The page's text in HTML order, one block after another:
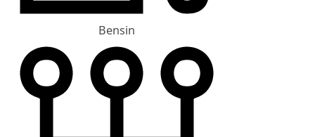
Bensin